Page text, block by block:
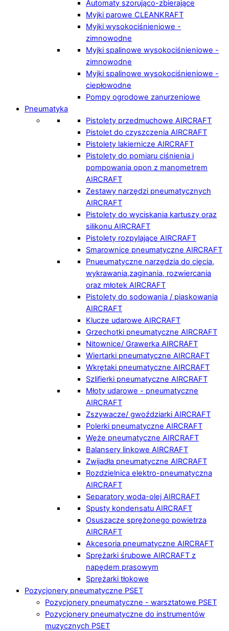
Automaty szorująco-zbierające
Myjki parowe CLEANKRAFT
Myjki wysokociśnieniowe -
zimnowodne
Myjki spalinowe wysokociśnieniowe -
zimnowodne
Myjki spalinowe wysokociśnieniowe -
ciepłowodne
Pompy ogrodowe zanurzeniowe
Pneumatyka
Pistolety przedmuchowe AIRCRAFT
Pistolet do czyszczenia AIRCRAFT
Pistolety lakiernicze AIRCRAFT
Pistolety do pomiaru ciśnienia i
pompowania opon z manometrem
AIRCRAFT
Zestawy narzędzi pneumatycznych
AIRCRAFT
Pistolety do wyciskania kartuszy oraz
silikonu AIRCRAFT
Pistolety rozpylające AIRCRAFT
Smarownice pneumatyczne AIRCRAFT
Pnueumatyczne narzędzia do cięcia,
wykrawania,zaginania, rozwiercania
oraz młotek AIRCRAFT
Pistolety do sodowania / piaskowania
AIRCRAFT
Klucze udarowe AIRCRAFT
Grzechotki pneumatyczne AIRCRAFT
Nitownice/ Grawerka AIRCRAFT
Wiertarki pneumatyczne AIRCRAFT
Wkrętaki pneumatyczne AIRCRAFT
Szlifierki pneumatyczne AIRCRAFT
Młoty udarowe - pneumatyczne
AIRCRAFT
Zszywacze/ gwoździarki AIRCRAFT
Polerki pneumatyczne AIRCRAFT
Węże pneumatyczne AIRCRAFT
Balansery linkowe AIRCRAFT
Zwijadła pneumatyczne AIRCRAFT
Rozdzielnica elektro-pneumatyczna
AIRCRAFT
Separatory woda-olej AIRCRAFT
Spusty kondensatu AIRCRAFT
Osuszacze sprężonego powietrza
AIRCRAFT
Akcesoria pneumatyczne AIRCRAFT
Sprężarki śrubowe AIRCRAFT z
napędem prasowym
Sprężarki tłokowe
Pozycjonery pneumatyczne PSET
Pozycjonery pneumatyczne - warsztatowe PSET
Pozycjonery pneumatyczne do instrumentów
muzycznych PSET